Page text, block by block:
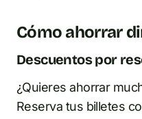
Cómo ahorrar
Descuentos por
¿Quieres ahorrar
Reserva tus billetes